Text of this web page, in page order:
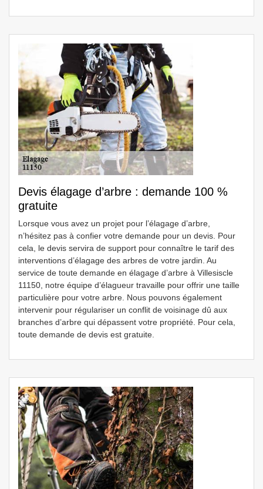
Devis élagage d’arbre : demande 100 %
gratuite
Lorsque vous avez un projet pour l’élagage d’arbre,
n’hésitez pas à confier votre demande pour un devis. Pour
cela, le devis servira de support pour connaître le tarif des
interventions d’élagage des arbres de votre jardin. Au
service de toute demande en élagage d’arbre à Villesiscle
11150, notre équipe d’élagueur travaille pour offrir une taille
particulière pour votre arbre. Nous pouvons également
intervenir pour régulariser un conflit de voisinage dû aux
branches d’arbre qui dépassent votre propriété. Pour cela,
toute demande de devis est gratuite.